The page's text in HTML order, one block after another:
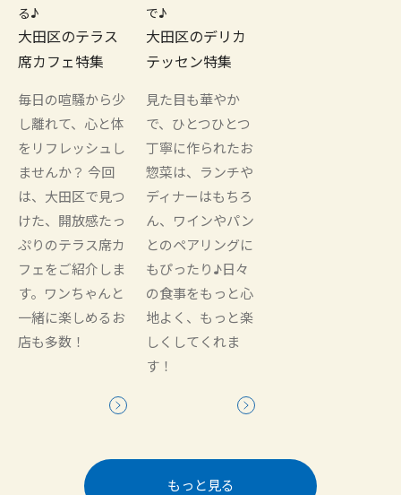
る♪
大田区のテラス
席カフェ特集
毎日の喧騒から少
し離れて、心と体
をリフレッシュし
ませんか？ 今回
は、大田区で見つ
けた、開放感たっ
ぷりのテラス席カ
フェをご紹介しま
す。ワンちゃんと
一緒に楽しめるお
店も多数！
で♪
大田区のデリカ
テッセン特集
見た目も華やか
で、ひとつひとつ
丁寧に作られたお
惣菜は、ランチや
ディナーはもちろ
ん、ワインやパン
とのペアリングに
もぴったり♪日々
の食事をもっと心
地よく、もっと楽
しくしてくれま
す！
もっと見る